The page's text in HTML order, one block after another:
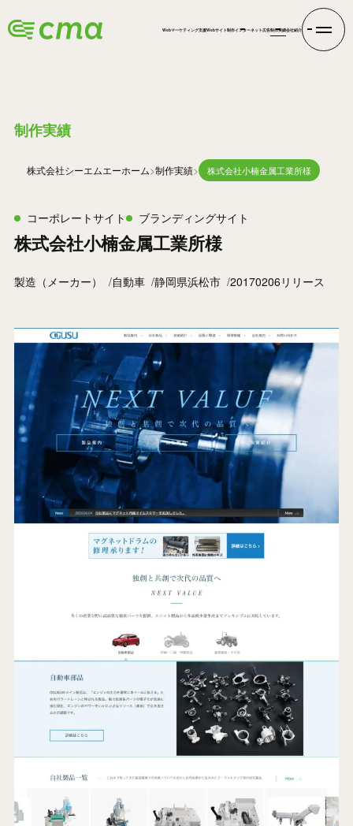
Webマーケティング支援Webサイト制作インターネット広告制作実績会社紹介
制作実績
株式会社シーエムエーホーム 制作実績 株式会社小楠金属工業所様
コーポレートサイト ブランディングサイト
株式会社小楠金属工業所様
製造（メーカー） 自動車 静岡県浜松市 20170206リリース